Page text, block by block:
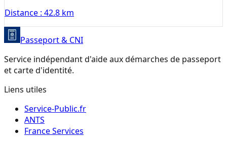
Distance : 42.8 km
Passeport & CNI
Service indépendant d'aide aux démarches de passeport
et carte d'identité.
Liens utiles
Service-Public.fr
ANTS
France Services